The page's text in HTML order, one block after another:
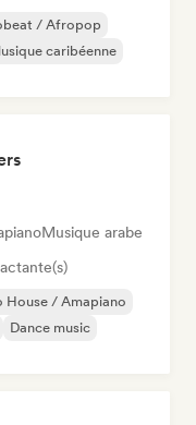
/ Afropop
caribéenne
Musique arabe
House / Amapiano
Dance music